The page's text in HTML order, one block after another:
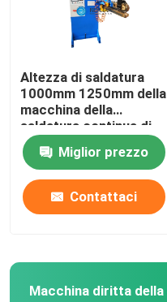
Altezza di saldatura
1000mm 1250mm della
macchina della
saldatura continua di
resistenza 50KVA
Miglior prezzo
Contattaci